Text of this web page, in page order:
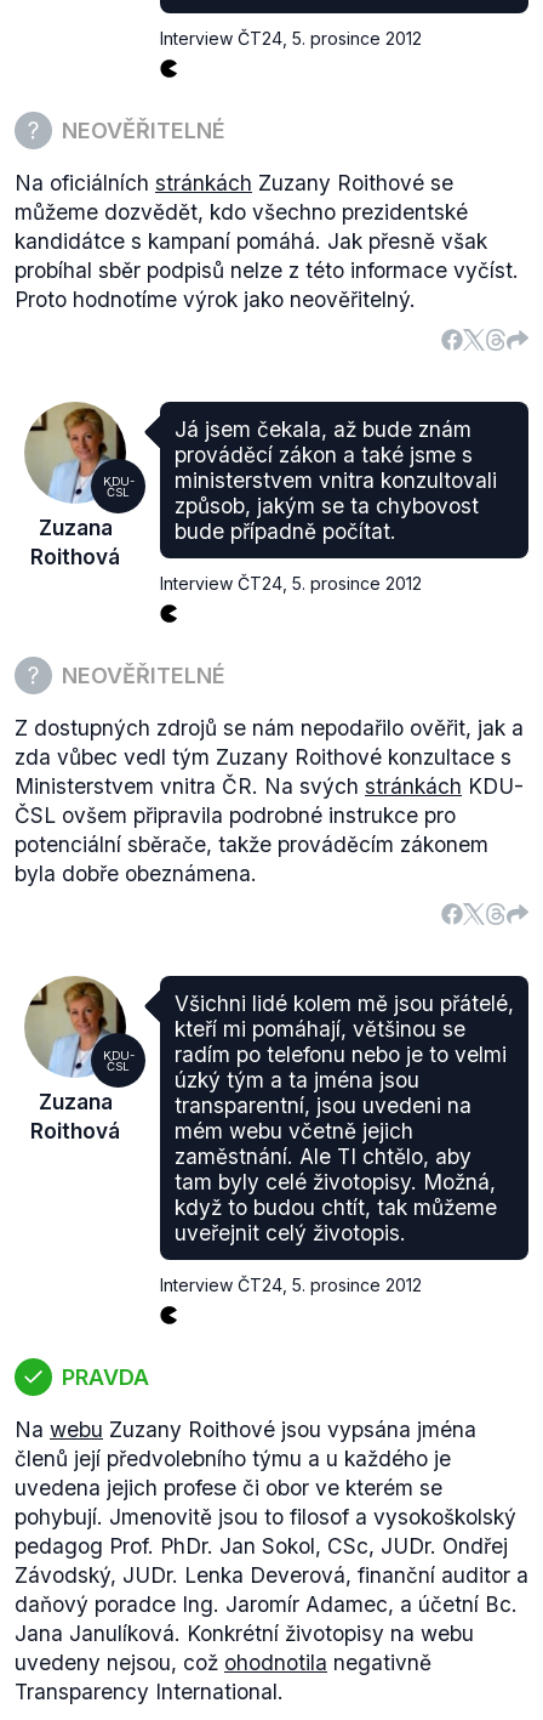
Interview ČT24 5. prosince 2012
NEOVĚŘITELNÉ
Na oficiálních stránkách Zuzany Roithové se
můžeme dozvědět, kdo všechno prezidentské
kandidátce s kampaní pomáhá. Jak přesně však
probíhal sběr podpisů nelze z této informace vyčíst.
Proto hodnotíme výrok jako neověřitelný.
KDU-
ČSL
Zuzana
Roithová
Já jsem čekala, až bude znám
prováděcí zákon a také jsme s
ministerstvem vnitra konzultovali
způsob, jakým se ta chybovost
bude případně počítat.
Interview ČT24 5. prosince 2012
NEOVĚŘITELNÉ
Z dostupných zdrojů se nám nepodařilo ověřit, jak a
zda vůbec vedl tým Zuzany Roithové konzultace s
Ministerstvem vnitra ČR. Na svých stránkách KDU-
ČSL ovšem připravila podrobné instrukce pro
potenciální sběrače, takže prováděcím zákonem
byla dobře obeznámena.
KDU-
ČSL
Zuzana
Roithová
Všichni lidé kolem mě jsou přátelé,
kteří mi pomáhají, většinou se
radím po telefonu nebo je to velmi
úzký tým a ta jména jsou
transparentní, jsou uvedeni na
mém webu včetně jejich
zaměstnání. Ale TI chtělo, aby
tam byly celé životopisy. Možná,
když to budou chtít, tak můžeme
uveřejnit celý životopis.
Interview ČT24 5. prosince 2012
PRAVDA
Na webu Zuzany Roithové jsou vypsána jména
členů její předvolebního týmu a u každého je
uvedena jejich profese či obor ve kterém se
pohybují. Jmenovitě jsou to filosof a vysokoškolský
pedagog Prof. PhDr. Jan Sokol, CSc, JUDr. Ondřej
Závodský, JUDr. Lenka Deverová, finanční auditor a
daňový poradce Ing. Jaromír Adamec, a účetní Bc.
Jana Janulíková. Konkrétní životopisy na webu
uvedeny nejsou, což ohodnotila negativně
Transparency International.